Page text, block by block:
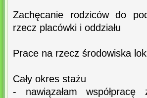
Zachęcanie rodziców do
rzecz placówki i oddziału
Prace na rzecz środowiska
Cały okres stażu
- nawiązałam